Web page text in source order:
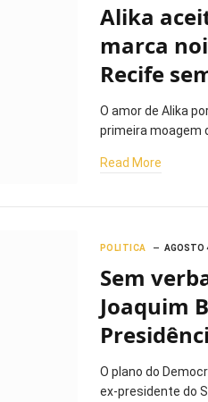
Alika
marca
Recife
O amor de Alika
primeira moagem
Read More
POLITICA AGOSTO
Sem
Joaquim
O plano do
ex-presidente do